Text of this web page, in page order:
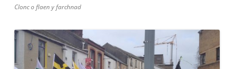
Clonc o flaen y farchnad